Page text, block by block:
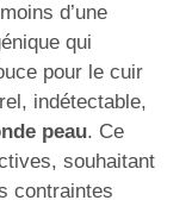
d’une
qui
pour le cuir
indétectable,
peau. Ce
souhaitant
contraintes